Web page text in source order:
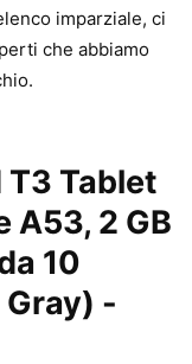
imparziale, ci
che abbiamo
T3 Tablet
A53, 2 GB
10
-